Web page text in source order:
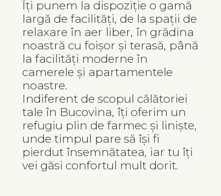
Îți punem la dispoziție o gamă
largă de facilități, de la spații de
relaxare în aer liber, în grădina
noastră cu foișor și terasă, până
la facilități moderne în
camerele și apartamentele
noastre.
Indiferent de scopul călătoriei
tale în Bucovina, îți oferim un
refugiu plin de farmec și liniște,
unde timpul pare să își fi
pierdut însemnătatea, iar tu îți
vei găsi confortul mult dorit.